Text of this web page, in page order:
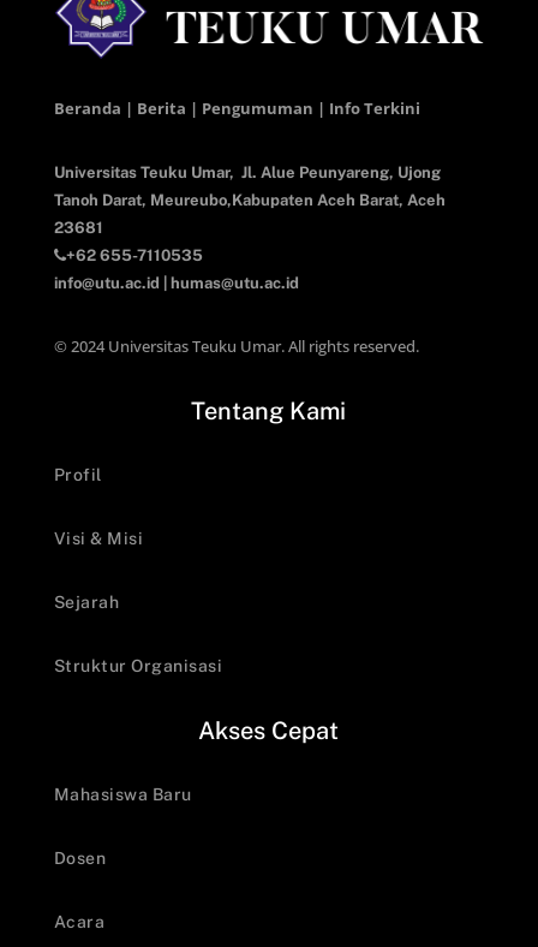
Beranda | Berita | Pengumuman | Info Terkini
Universitas Teuku Umar, Jl. Alue Peunyareng, Ujong
Tanoh Darat, Meureubo,Kabupaten Aceh Barat, Aceh
23681
+62 655-7110535
info@utu.ac.id
humas@utu.ac.id
© 2024 Universitas Teuku Umar. All rights reserved.
Tentang Kami
Profil
Visi & Misi
Sejarah
Struktur Organisasi
Akses Cepat
Mahasiswa Baru
Dosen
Acara